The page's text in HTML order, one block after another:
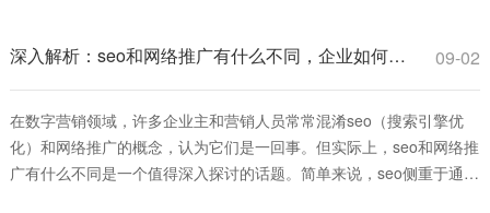
深入解析：seo和网络推广有什么不同，企业如何选择更有效？ 09-02
在数字营销领域，许多企业主和营销人员常常混淆seo（搜索引擎优
化）和网络推广的概念，认为它们是一回事。但实际上，seo和网络推
广有什么不同是一个值得深入探讨的话题。简单来说，seo侧重于通过